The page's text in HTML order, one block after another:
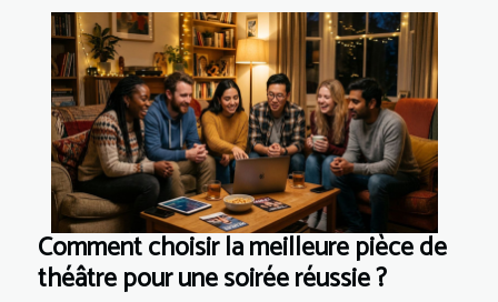
Comment choisir la meilleure pièce de
théâtre pour une soirée réussie ?